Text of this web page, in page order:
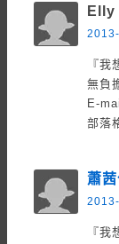
Elly
『
無負
E-
部落
蕭茜
『